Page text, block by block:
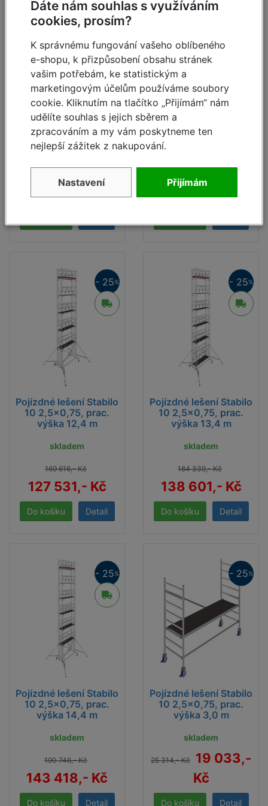
Brzděná výškově stavitelná kola Ø 200 mm jsou
v ceně každé sestavy
Teleskopické hliníkové pojezdové traverzy
Technické informace lešení Stabilo 100
[1.85 MB, PDF]
Pojízdné hliníkové lešení - Stabilo řada
500
dle ČSN EN 1004 -1
Šířka rámu 1,50 m
Délka podlážek 2 m a 2,5 m
Maximální přípustné rovnoměrně rozdělené
zatížení podlážky 480 kg, resp. 600 kg
Brzděná výškově stavitelná kola Ø 200 mm jsou
v ceně každé sestavy
Teleskopické hliníkové pojezdové traverzy
Technické informace lešení Stabilo 500
[1.85 MB, PDF]
Potřebujete si půjčit lešení v Brně a
okolí?
práce, opravy fasád, montáže i renovace.
Prémiová kvalita Krause
– značka, které můžete
Pojízdné– přesunete ho, kam potřebujete
Hliníková konstrukce
– lehká, odolná, bezpečná
K dispozici v Brně
– rychlé vyzvednutí Slovinská
36, 612 00 Brno
Půjčovna lešeníDS, spol. s r.o - dnes a zítra se pusťte
do práce!
Pojízdné lešení Stabilo
10 2,5x0,75, prac.
výška 10,4 m
skladem
137 738,- Kč
103 562,- Kč
Pojízdné lešení Stabilo
10 2,5x0,75, prac.
výška 11,4 m
163 261,- Kč
122 753,- Kč
Pojízdné lešení Stabilo
10 2,5x0,75, prac.
výška 12,4 m
skladem
169 616,- Kč
127 531,- Kč
Detail
- 25%
Pojízdné lešení Stabilo
10 2,5x0,75, prac.
výška 13,4 m
skladem
184 339,- Kč
138 601,- Kč
Detail
- 25%
Pojízdné lešení Stabilo
10 2,5x0,75, prac.
výška 14,4 m
skladem
190 746,- Kč
143 418,- Kč
Detail
- 25%
Pojízdné lešení Stabilo
10 2,5x0,75, prac.
výška 3,0 m
skladem
25 314,- Kč
19 033,-
Kč
Detail
- 25%
Dáte nám souhlas s využíváním
cookies, prosím?
K správnému fungování vašeho oblíbeného
e-shopu, k přizpůsobení obsahu stránek
vašim potřebám, ke statistickým a
marketingovým účelům používáme soubory
cookie. Kliknutím na tlačítko „Přijímám“ nám
udělíte souhlas s jejich sběrem a
zpracováním a my vám poskytneme ten
nejlepší zážitek z nakupování.
Nastavení Přijímám